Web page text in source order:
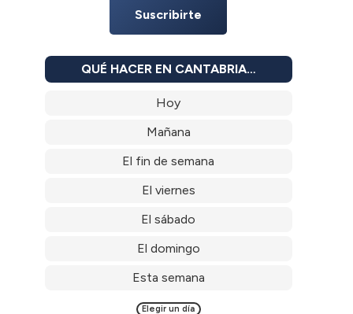
Suscribirte
QUÉ HACER EN CANTABRIA…
Hoy
Mañana
El fin de semana
El viernes
El sábado
El domingo
Esta semana
Elegir un día